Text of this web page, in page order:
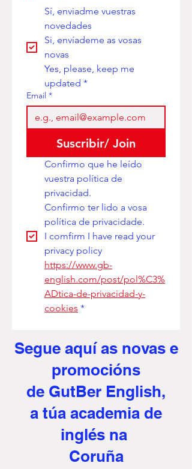
Sí, enviadme vuestras
novedades
Si, envíademe as vosas
novas
Yes, please, keep me
updated *
Email *
Suscribir/ Join
Confirmo que he leído
vuestra política de
Confirmo ter lido a vosa
I comfirm I have read your
privacy policy
https://www.gb-
english.com/post/pol%C3%
ADtica-de-privacidad-y-
cookies *
Segue aquías novas e
promocións
de GutBer English,
a túa academia de
inglés na
Coruña